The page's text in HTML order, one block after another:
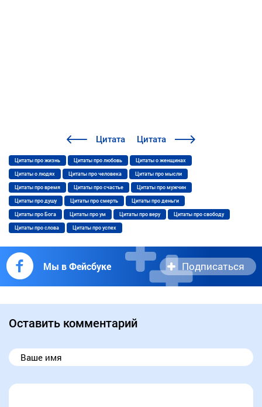
Цитата Цитата
Цитаты про жизнь Цитаты про любовь Цитаты о женщинах
Цитаты о людях Цитаты про человека Цитаты про мысли
Цитаты про время Цитаты про счастье Цитаты про мужчин
Цитаты про душу Цитаты про смерть Цитаты про деньги
Цитаты про Бога Цитаты про ум Цитаты про веру Цитаты про свободу
Цитаты про слова Цитаты про успех
Мы в Фейсбуке Подписаться
Оставить комментарий